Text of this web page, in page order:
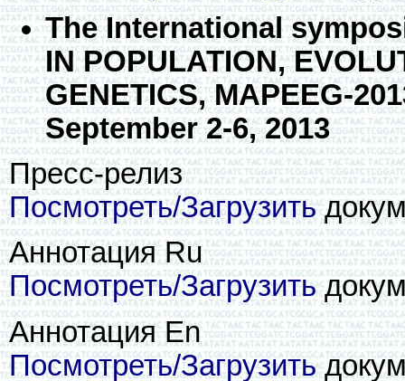
The International
IN POPULATION,
GENETICS, MAPEEG-
September 2-6, 2013
Пресс-релиз
Посмотреть/Загрузить
Аннотация Ru
Посмотреть/Загрузить
Аннотация En
Посмотреть/Загрузить